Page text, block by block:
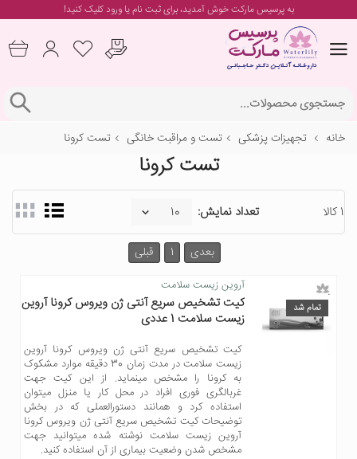
به پرسیس مارکت خوش آمدید، برایثبت نام یا ورودکلیک کنید!
خانه تجهیزات پزشکی تست و مراقبت خانگی تست کرونا
تست کرونا
1 کالا تعداد نمایش:
قبلی 1 بعدی
تمام شد
آروین زیست سلامت
کیت تشخیص سریع آنتی ژن ویروس کرونا آروین
زیست سلامت 1 عددی
کیت تشخیص سریع آنتی ژن ویروس کرونا آروین
زیست سلامت در مدت زمان 30 دقیقه موارد مشکوک
به کرونا را مشخص مینماید. از این کیت جهت
غربالگری فوری افراد در محل کار یا منزل میتوان
استفاده کرد و همانند دستورالعملی که در بخش
توضیحات کیت تشخیص سریع آنتی ژن ویروس کرونا
آروین زیست سلامت نوشته شده میتوانید جهت
مشخص شدن وضعیت بیماری از آن استفاده کنید.